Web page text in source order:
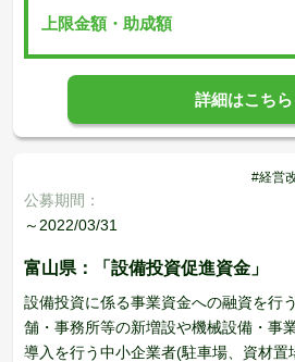
上限金額・助成額
詳細はこちら
#経営
公募期間：
～2022/03/31
富山県：「設備投資促進資金」
設備投資に係る事業資金への融資を行
舗・事務所等の新増設や機械設備・事
導入を行う中小企業者(駐車場、資材置